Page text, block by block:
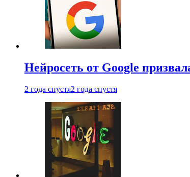
Нейросеть от Google
2 года спустя2 года спустя